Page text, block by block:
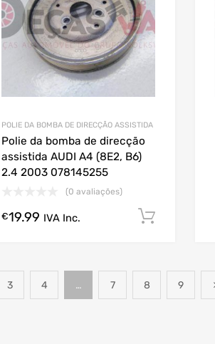
Agora!
POLIE DA BOMBA DE DIRECÇÃO ASSISTIDA
Polie da bomba de direcção
assistida AUDI A4 (8E2, B6)
2.4 2003 078145255
(0 avaliações)
€19.99 IVA Inc.
3 4 … 7 8 9